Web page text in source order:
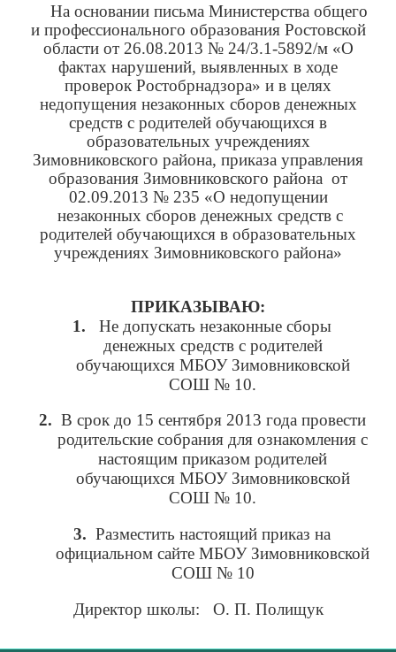
На основании письма Министерства общего
и профессионального образования Ростовской
области от 26.08.2013 № 24/3.1-5892/м «О
фактах нарушений, выявленных в ходе
проверок Ростобрнадзора» и в целях
недопущения незаконных сборов денежных
средств с родителей обучающихся в
образовательных учреждениях
Зимовниковского района, приказа управления
образования Зимовниковского района от
02.09.2013 № 235 «О недопущении
незаконных сборов денежных средств с
родителей обучающихся в образовательных
учреждениях Зимовниковского района»
ПРИКАЗЫВАЮ:
1.
Не допускать незаконные сборы
денежных средств с родителей
обучающихся МБОУ Зимовниковской
СОШ № 10.
2. В срок до 15 сентября 2013 года провести
родительские собрания для ознакомления с
настоящим приказом родителей
обучающихся МБОУ Зимовниковской
СОШ № 10.
3. Разместить настоящий приказ на
официальном сайте МБОУ Зимовниковской
СОШ № 10
Директор школы: О. П. Полищук